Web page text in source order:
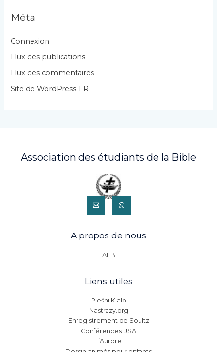
g
r
i
e
Méta
Connexion
Flux des publications
Flux des commentaires
Site de WordPress-FR
Association des étudiants de la Bible
A propos de nous
AEB
Liens utiles
Pieśni Klalo
Nastrazy.org
Enregistrement de Soultz
Conférences USA
L’Aurore